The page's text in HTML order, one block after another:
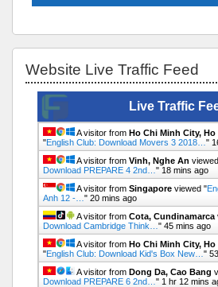
Website Live Traffic Feed
Live Traffic
A visitor from Ho Chi Minh City, Ho
"English Club: Download Movers 3 2018… "
A visitor from Vinh, Nghe An
Download PREPARE 4 2nd… " 18 mins ago
A visitor from Singapore viewed "
Anh 12 -… " 20 mins ago
A visitor from Cota, Cundinamarca
Download Cambridge Think… " 45 mins ago
A visitor from Ho Chi Minh City, Ho
"English Club: Download Kid's Box New… "
A visitor from Dong Da, Cao Bang
Download PREPARE 6 2nd… " 1 hr 12 mins